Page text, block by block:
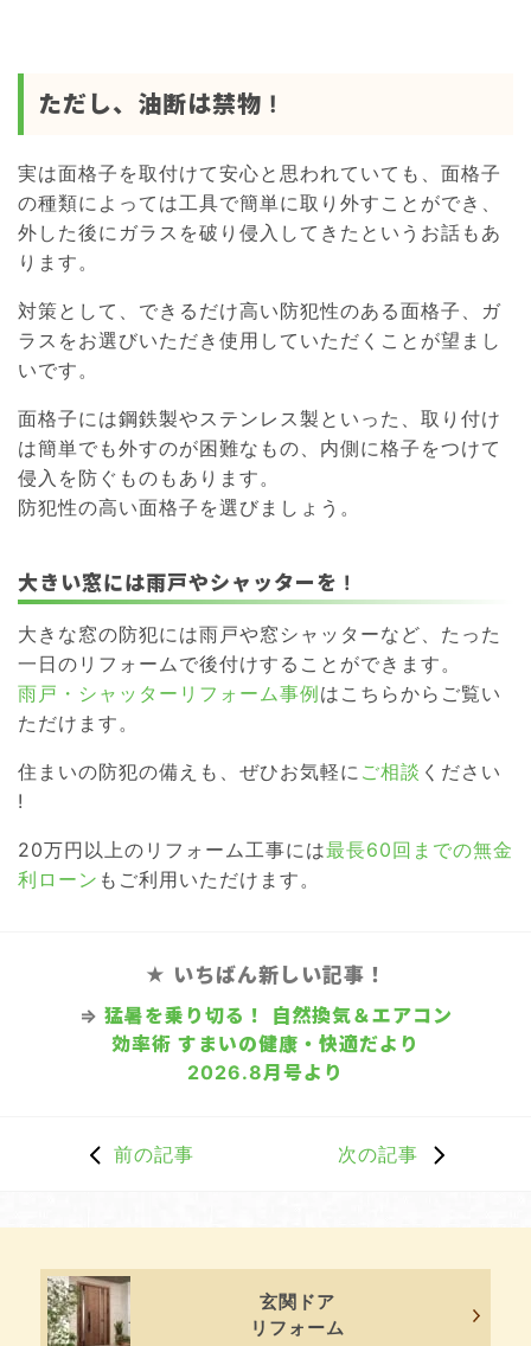
ただし、油断は禁物 !
実は面格子を取付けて安心と思われていても、面格子
の種類によっては工具で簡単に取り外すことができ、
外した後にガラスを破り侵入してきたというお話もあ
ります。
対策として、できるだけ高い防犯性のある面格子、ガ
ラスをお選びいただき使用していただくことが望まし
いです。
面格子には鋼鉄製やステンレス製といった、取り付け
は簡単でも外すのが困難なもの、内側に格子をつけて
侵入を防ぐものもあります。
防犯性の高い面格子を選びましょう。
大きい窓には雨戸やシャッターを !
大きな窓の防犯には雨戸や窓シャッターなど、たった
一日のリフォームで後付けすることができます。
雨戸・シャッターリフォーム事例はこちらからご覧い
ただけます。
住まいの防犯の備えも、ぜひお気軽に ご相談 ください
!
20万円以上のリフォーム工事には最長60回までの無金
利ローン もご利用いただけます。
★ いちばん新しい記事！
⇒ 猛暑を乗り切る！ 自然換気＆エアコン
効率術 すまいの健康・快適だより
2026.8月号より
前の記事 次の記事
玄関ドア
リフォーム